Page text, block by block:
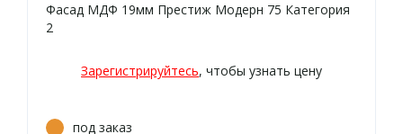
Фасад МДФ 19мм Престиж Модерн 75 Категория
2
Зарегистрируйтесь, чтобы узнать цену
под заказ